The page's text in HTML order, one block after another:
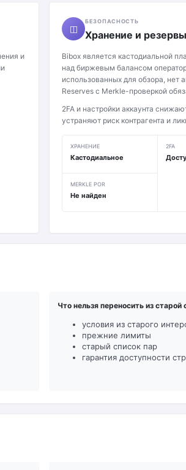
и
◫
БЕЗОПАСНОСТЬ
Хранение и резервы
Bibox является кастодиальной
над биржевым балансом
использованных для обзора, нет
Reserves с Merkle-проверкой
2FA и настройки аккаунта
устраняют риск контрагента и
ХРАНЕНИЕ
Кастодиальное
2FA
MERKLE POR
Не найден
Что нельзя переносить из старой
условия из старого
прежние лимиты
старый список пар
гарантия доступности